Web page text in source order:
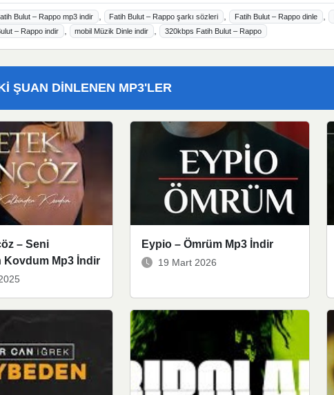
Bulut – Rappo mp3 indir Fatih Bulut – Rappo şarkı sözleri Fatih Bulut – Rappo dinle
– Rappo indir mobil Müzik Dinle indir 320kbps Fatih Bulut – Rappo
ŞUAN DINLENEN MP3'LER
– Seni
Kovdum Mp3 İndir
Eypio – Ömrüm Mp3 İndir
19 Mart 2026